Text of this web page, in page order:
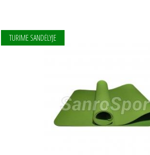
TURIME SANDĖLYJE